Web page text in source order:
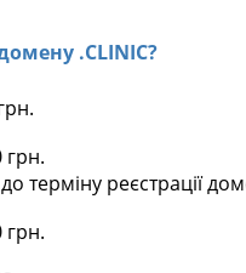
.CLINIC?
грн.
терміну реєстрації
грн.